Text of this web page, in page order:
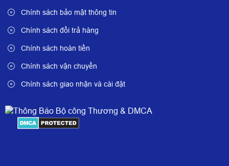
Chính sách bảo mật thông tin
Chính sách đổi trả hàng
Chính sách hoàn tiền
Chính sách vận chuyển
Chính sách giao nhận và cài đặt